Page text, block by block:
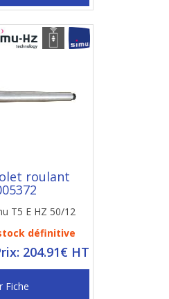
roulant
T5 E HZ 50/12
définitive
204.91€ HT
Fiche